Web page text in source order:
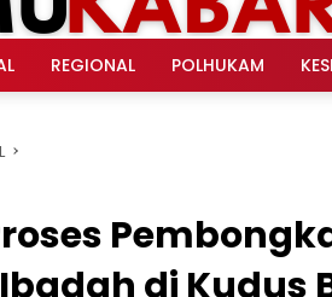
REGIONAL POLHUKAM
di Kudus